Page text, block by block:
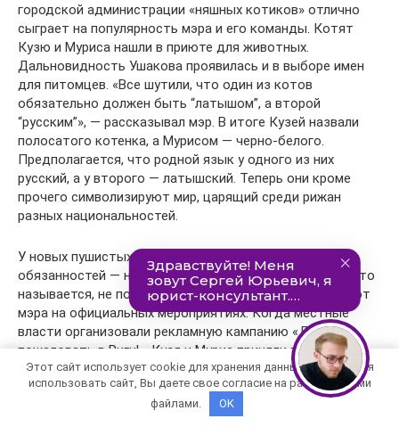
городской администрации «няшных котиков» отлично
сыграет на популярность мэра и его команды. Котят
Кузю и Муриса нашли в приюте для животных.
Дальновидность Ушакова проявилась и в выборе имен
для питомцев. «Все шутили, что один из котов
обязательно должен быть “латышом”, а второй
“русским”», — рассказывал мэр. В итоге Кузей назвали
полосатого котенка, а Мурисом — черно-белого.
Предполагается, что родной язык у одного из них
русский, а у второго — латышский. Теперь они кроме
прочего символизируют мир, царящий среди рижан
разных национальностей.
У новых пушистых сотрудников Гордумы немало
обязанностей — на благо родной Риги они трудятся, что
называется, не покладая лап, и нередко сопровождают
мэра на официальных мероприятиях. Когда местные
власти организовали рекламную кампанию «Добро
пожаловать в Ригу!», Кузя и Мурис приняли в ней
активное участие. Котов фотографировали на фоне
городских достопримечательностей, на местном рынке,
в номере гостиницы в Старом городе, в рыбном
Этот сайт использует cookie для хранения данных. Продолжая
использовать сайт, Вы даете свое согласие на работу с этими
файлами.
OK